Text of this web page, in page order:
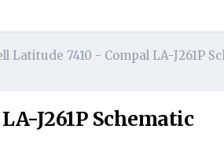
Latitude 7410 - Compal LA-J261P
J261P Schematic